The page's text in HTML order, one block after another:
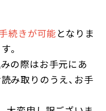
続きが可能となりま
。
の際はお手元にあ
み取りのうえ、お手